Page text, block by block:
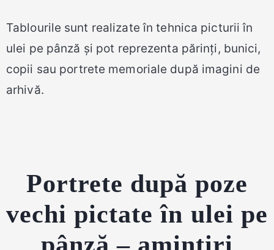
Tablourile sunt realizate în tehnica picturii în
ulei pe pânză și pot reprezenta părinți, bunici,
copii sau portrete memoriale după imagini de
arhivă.
Portrete după poze
vechi pictate în ulei pe